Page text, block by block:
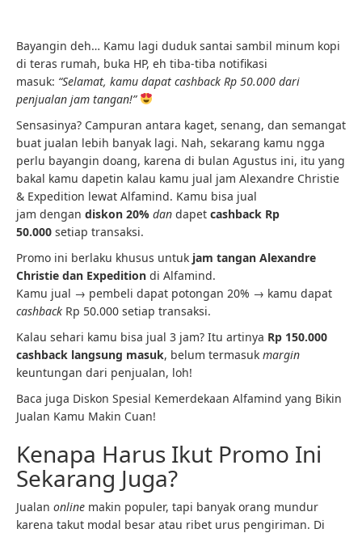
Bayangin deh… Kamu lagi duduk santai sambil minum kopi
di teras rumah, buka HP, eh tiba-tiba notifikasi
masuk: “Selamat, kamu dapat cashback Rp 50.000 dari
penjualan jam tangan!”
Sensasinya? Campuran antara kaget, senang, dan semangat
buat jualan lebih banyak lagi. Nah, sekarang kamu ngga
perlu bayangin doang, karena di bulan Agustus ini, itu yang
bakal kamu dapetin kalau kamu jual jam Alexandre Christie
& Expedition lewat Alfamind. Kamu bisa jual
jam dengan diskon 20% dan dapet cashback Rp
50.000 setiap transaksi.
Promo ini berlaku khusus untuk jam tangan Alexandre
Christie dan Expedition di Alfamind.
Kamu jual → pembeli dapat potongan 20% → kamu dapat
cashback Rp 50.000 setiap transaksi.
Kalau sehari kamu bisa jual 3 jam? Itu artinya Rp 150.000
cashback langsung masuk, belum termasuk margin
keuntungan dari penjualan, loh!
Baca juga Diskon Spesial Kemerdekaan Alfamind yang Bikin
Jualan Kamu Makin Cuan!
Kenapa Harus Ikut Promo Ini
Sekarang Juga?
Jualan online makin populer, tapi banyak orang mundur
karena takut modal besar atau ribet urus pengiriman. Di